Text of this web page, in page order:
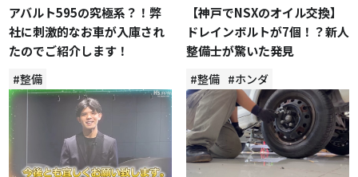
アバルト595の究極系？！弊
社に刺激的なお車が入庫され
たのでご紹介します！
#整備
【神戸でNSXのオイル交換】
ドレインボルトが7個！？新人
整備士が驚いた発見
#整備 #ホンダ